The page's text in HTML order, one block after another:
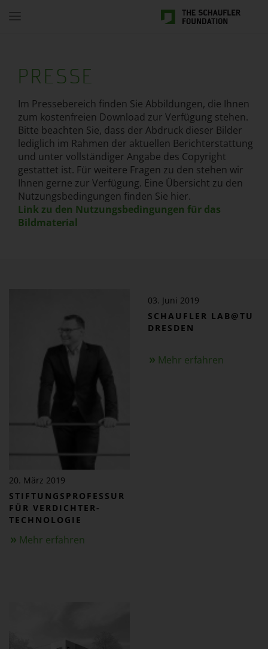
Toggle
PRESSE
Im Pressebereich finden Sie Abbildungen, die Ihnen
zum kostenfreien Download zur Verfügung stehen.
Bitte beachten Sie, dass der Abdruck dieser Bilder
lediglich im Rahmen der aktuellen Berichterstattung
und unter vollständiger Angabe des Copyright
gestattet ist. Für weitere Fragen zu den stehen wir
Ihnen gerne zur Verfügung. Eine Übersicht zu den
Nutzungsbedingungen finden Sie hier.
Link zu den Nutzungsbedingungen für das
Bildmaterial
20. März 2019
STIFTUNGS­PROFESSUR
FÜR VERDICHTER­
TECHNOLOGIE
Mehr erfahren
03. Juni 2019
SCHAUFLER LAB@TU
DRESDEN
Mehr erfahren